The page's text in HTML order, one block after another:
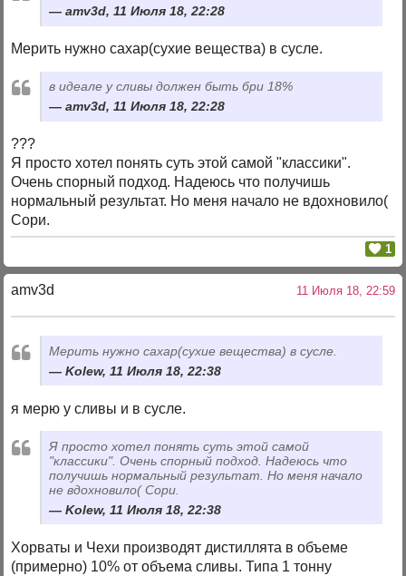
amv3d, 11 Июля 18, 22:28
Мерить нужно сахар(сухие вещества) в сусле.
в идеале у сливы должен быть бри 18%
amv3d, 11 Июля 18, 22:28
???
Я просто хотел понять суть этой самой "классики".
Очень спорный подход. Надеюсь что получишь
нормальный результат. Но меня начало не вдохновило(
Сори.
1
amv3d 11 Июля 18, 22:59
Мерить нужно сахар(сухие вещества) в сусле.
Kolew, 11 Июля 18, 22:38
я мерю у сливы и в сусле.
Я просто хотел понять суть этой самой
"классики". Очень спорный подход. Надеюсь что
получишь нормальный результат. Но меня начало
не вдохновило( Сори.
Kolew, 11 Июля 18, 22:38
Хорваты и Чехи производят дистиллята в объеме
(примерно) 10% от объема сливы. Типа 1 тонну